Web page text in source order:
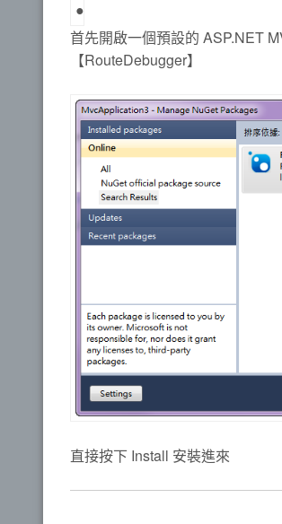
首先開啟一個預設的 ASP.NET
【RouteDebugger】
直接按下 Install 安裝進來